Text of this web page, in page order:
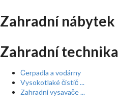
Zahradní nábytek
Zahradní technika
Čerpadla a vodárny
Vysokotlaké čistič ...
Zahradní vysavače ...